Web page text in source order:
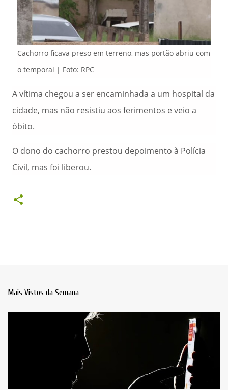
Cachorro ficava preso em terreno, mas portão abriu com
o temporal | Foto: RPC
A vítima chegou a ser encaminhada a um hospital da
cidade, mas não resistiu aos ferimentos e veio a
óbito.
O dono do cachorro prestou depoimento à Polícia
Civil, mas foi liberou.
Mais Vistos da Semana